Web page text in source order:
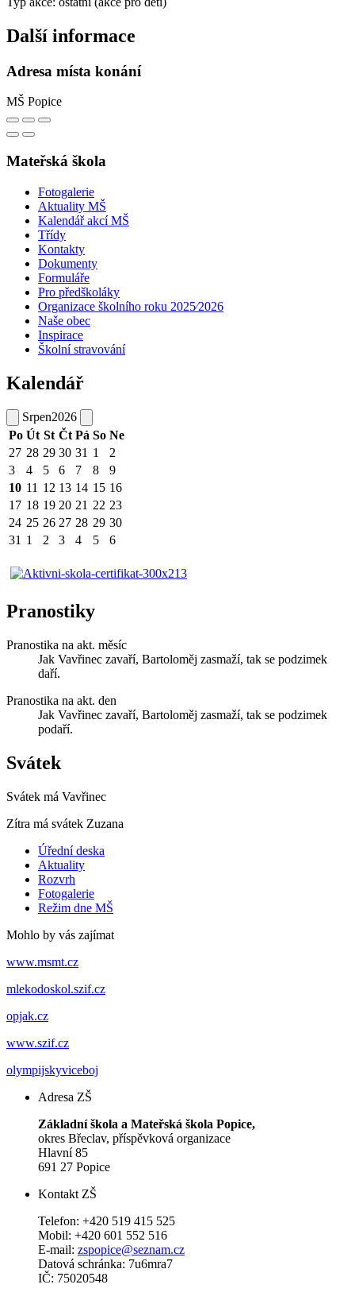
Další informace
Adresa místa konání
MŠ Popice
Mateřská škola
Fotogalerie
Aktuality MŠ
Kalendář akcí MŠ
Třídy
Kontakty
Dokumenty
Formuláře
Pro předškoláky
Organizace školního roku 2025⁄2026
Naše obec
Inspirace
Školní stravování
Kalendář
Srpen2026
Po Út St Čt Pá So Ne
27 28 29 30 31 1
2
3
4 5 6 7 8
9
10 11 12 13 14 15 16
17 18 19 20 21 22 23
24 25 26 27 28 29 30
31 1 2 3 4 5 6
Pranostiky
Pranostika na akt. měsíc
Jak Vavřinec zavaří, Bartoloměj zasmaží, tak se podzimek
daří.
Pranostika na akt. den
Jak Vavřinec zavaří, Bartoloměj zasmaží, tak se podzimek
podaří.
Svátek
Svátek má Vavřinec
Zítra má svátek Zuzana
Úřední deska
Aktuality
Rozvrh
Fotogalerie
Režim dne MŠ
Mohlo by vás zajímat
www.msmt.cz
mlekodoskol.szif.cz
opjak.cz
www.szif.cz
olympijskyviceboj
Adresa ZŠ
Základní škola a Mateřská škola Popice,
okres Břeclav, příspěvková organizace
Hlavní 85
691 27 Popice
Kontakt ZŠ
Telefon: +420 519 415 525
Mobil: +420 601 552 516
E-mail: zspopice@seznam.cz
Datová schránka: 7u6mra7
IČ: 75020548